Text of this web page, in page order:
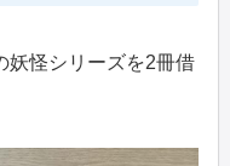
妖怪シリーズを2冊借